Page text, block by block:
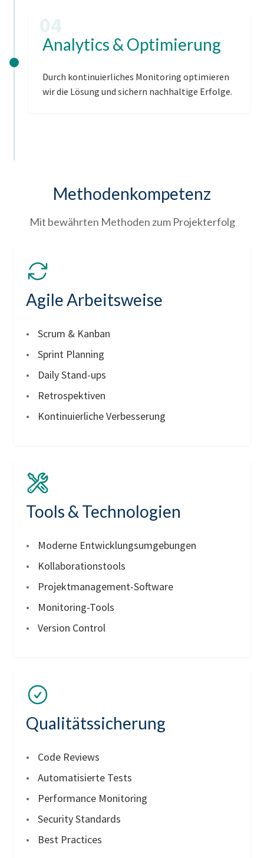
04
Analytics & Optimierung
Durch kontinuierliches Monitoring optimieren
wir die Lösung und sichern nachhaltige Erfolge.
Methodenkompetenz
Mit bewährten Methoden zum Projekterfolg
Agile Arbeitsweise
Scrum & Kanban
Sprint Planning
Daily Stand-ups
Retrospektiven
Kontinuierliche Verbesserung
Tools & Technologien
Moderne Entwicklungsumgebungen
Kollaborationstools
Projektmanagement-Software
Monitoring-Tools
Version Control
Qualitätssicherung
Code Reviews
Automatisierte Tests
Performance Monitoring
Security Standards
Best Practices